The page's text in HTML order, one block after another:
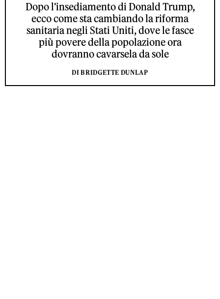
Dopo l'insediamento di Donald Trump,
ecco come sta cambiando la riforma
sanitaria negli Stati Uniti, dove le fasce
più povere della popolazione ora
dovranno cavarsela da sole
DI BRIDGETTE DUNLAP